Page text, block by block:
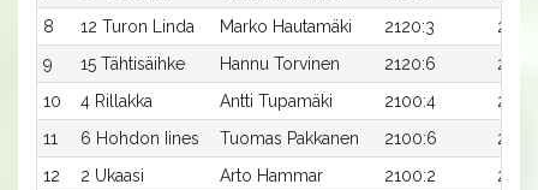
8
12 Turon Linda Marko Hautamäki 2120:3
28,2
9
15 Tähtisäihke Hannu Torvinen 2120:6
28,3
10
4 Rillakka Antti Tupamäki 2100:4
29,3
11
6 Hohdon Iines Tuomas Pakkanen 2100:6
29,4
12
2 Ukaasi Arto Hammar 2100:2
29,8